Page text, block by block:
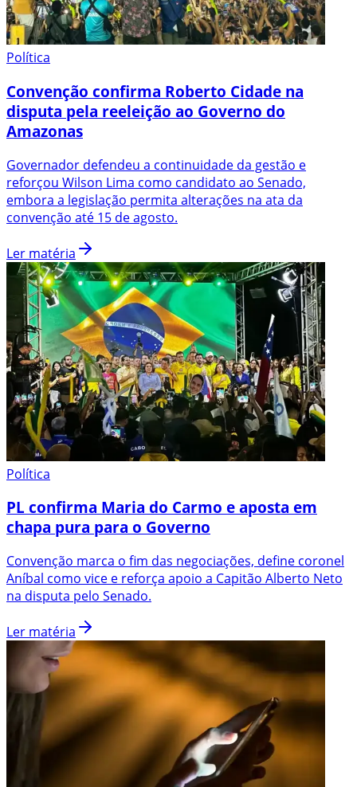
Política
Convenção confirma Roberto Cidade na
disputa pela reeleição ao Governo do
Amazonas
Governador defendeu a continuidade da gestão e
reforçou Wilson Lima como candidato ao Senado,
embora a legislação permita alterações na ata da
convenção até 15 de agosto.
Ler matéria
Política
PL confirma Maria do Carmo e aposta em
chapa pura para o Governo
Convenção marca o fim das negociações, define coronel
Aníbal como vice e reforça apoio a Capitão Alberto Neto
na disputa pelo Senado.
Ler matéria